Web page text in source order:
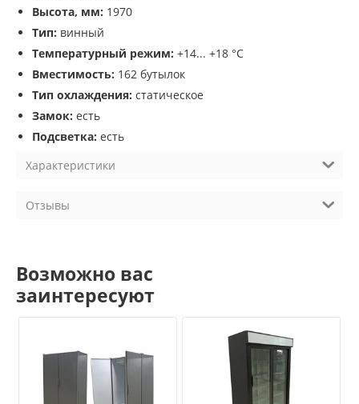
Высота, мм: 1970
Тип: винный
Температурный режим: +14... +18 °C
Вместимость: 162 бутылок
Тип охлаждения: статическое
Замок: есть
Подсветка: есть
Характеристики
Отзывы
Возможно вас
заинтересуют